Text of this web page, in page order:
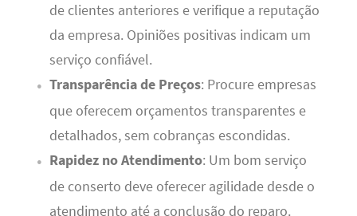
de clientes anteriores e verifique a reputação
da empresa. Opiniões positivas indicam um
serviço confiável.
Transparência de Preços: Procure empresas
que oferecem orçamentos transparentes e
detalhados, sem cobranças escondidas.
Rapidez no Atendimento: Um bom serviço
de conserto deve oferecer agilidade desde o
atendimento até a conclusão do reparo.